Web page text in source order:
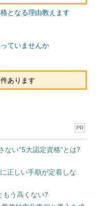
や能力などをアピールし
るものがあれば、それを
る努力、業務の経験を積
ことは、これまで以上に
制限が認められることに
年齢未満の労働者を期間
て募集・採用する場合
齢制限が設けられている
となる理由教えます
ていませんか
あります
PR
ない“5大認定資格”とは?
正しい手順が定着しな
もう高くない?